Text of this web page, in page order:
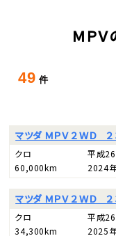
ＭＰ
49 件
マツダ ＭＰＶ ２ＷＤ ２
クロ 平成
60,000km
2024
マツダ ＭＰＶ ２ＷＤ ２
クロ 平成
34,300km
2025